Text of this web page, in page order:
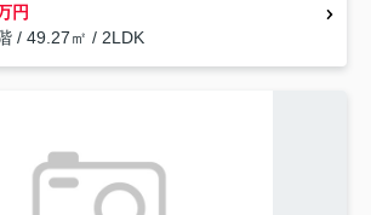
円
/ 49.27㎡ / 2LDK